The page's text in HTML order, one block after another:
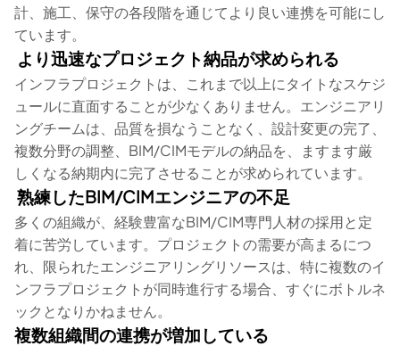
計、施工、保守の各段階を通じてより良い連携を可能にし
ています。
より迅速なプロジェクト納品が求められる
インフラプロジェクトは、これまで以上にタイトなスケジ
ュールに直面することが少なくありません。エンジニアリ
ングチームは、品質を損なうことなく、設計変更の完了、
複数分野の調整、BIM/CIMモデルの納品を、ますます厳
しくなる納期内に完了させることが求められています。
熟練したBIM/CIMエンジニアの不足
多くの組織が、経験豊富なBIM/CIM専門人材の採用と定
着に苦労しています。プロジェクトの需要が高まるにつ
れ、限られたエンジニアリングリソースは、特に複数のイ
ンフラプロジェクトが同時進行する場合、すぐにボトルネ
ックとなりかねません。
複数組織間の連携が増加している